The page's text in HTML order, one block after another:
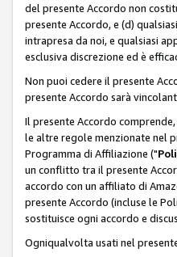
del presente Accordo non
presente Accordo, e (d)
intrapresa da noi, e qualsiasi
esclusiva discrezione ed è
Non puoi cedere il presente
presente Accordo sarà
Il presente Accordo
le altre regole menzionate nel
Programma di Affiliazione ("
un conflitto tra il presente
accordo con un affiliato di
presente Accordo (incluse le
sostituisce ogni accordo e
Ogniqualvolta usati nel